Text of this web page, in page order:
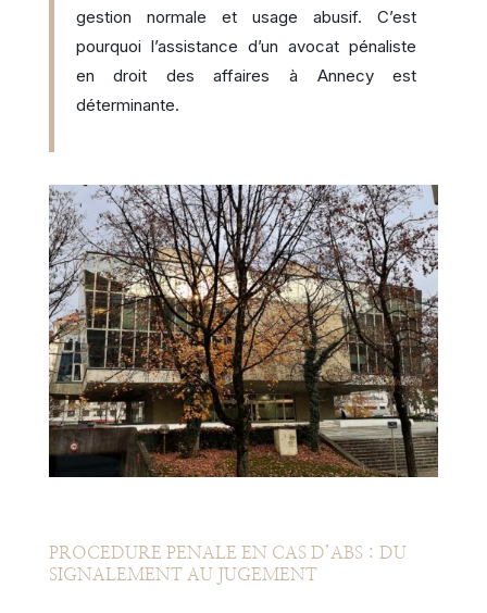
gestion normale et usage abusif. C’est
pourquoi l’assistance d’un avocat pénaliste
en droit des affaires à Annecy est
déterminante.
PROCEDURE PENALE EN CAS D’ABS : DU
SIGNALEMENT AU JUGEMENT